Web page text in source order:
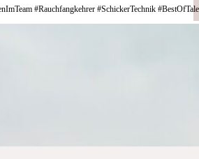
#Rauchfangkehrer #SchickerTechnik